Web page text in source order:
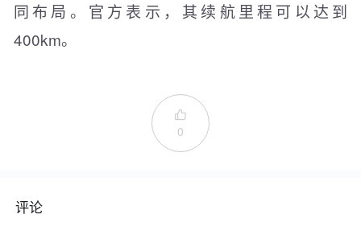
同布局。官方表示，其续航里程可以达到
400km。

0
评论